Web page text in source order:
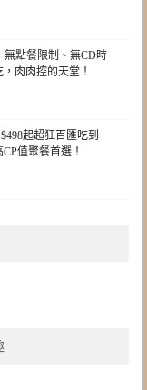
無點餐限制、無CD時
肉肉控的天堂！
起超狂百匯吃到
值聚餐首選！